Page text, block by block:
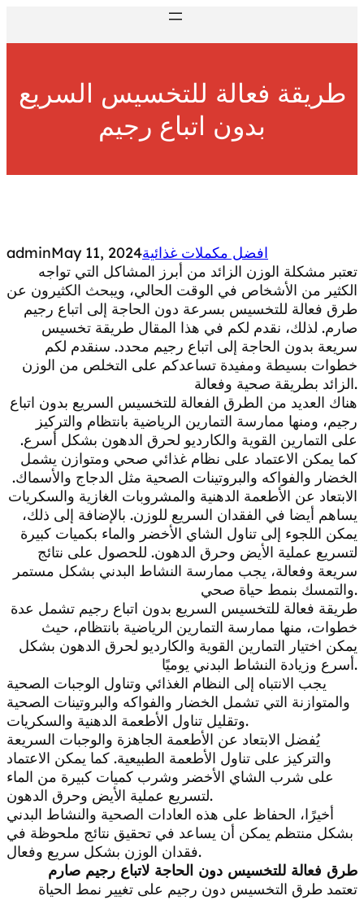
content
طريقة فعالة للتخسيس السريع
بدون اتباع رجيم
adminMay 11, 2024افضل مكملات غذائية
تعتبر مشكلة الوزن الزائد من أبرز المشاكل التي تواجه
الكثير من الأشخاص في الوقت الحالي، ويبحث الكثيرون عن
طرق فعالة للتخسيس بسرعة دون الحاجة إلى اتباع رجيم
صارم. لذلك، نقدم لكم في هذا المقال طريقة تخسيس
سريعة بدون الحاجة إلى اتباع رجيم محدد. سنقدم لكم
خطوات بسيطة ومفيدة تساعدكم على التخلص من الوزن
الزائد بطريقة صحية وفعالة.
هناك العديد من الطرق الفعالة للتخسيس السريع بدون اتباع
رجيم، ومنها ممارسة التمارين الرياضية بانتظام والتركيز
على التمارين القوية والكارديو لحرق الدهون بشكل أسرع.
كما يمكن الاعتماد على نظام غذائي صحي ومتوازن يشمل
الخضار والفواكه والبروتينات الصحية مثل الدجاج والأسماك.
الابتعاد عن الأطعمة الدهنية والمشروبات الغازية والسكريات
يساهم أيضا في الفقدان السريع للوزن. بالإضافة إلى ذلك،
يمكن اللجوء إلى تناول الشاي الأخضر والماء بكميات كبيرة
لتسريع عملية الأيض وحرق الدهون. للحصول على نتائج
سريعة وفعالة، يجب ممارسة النشاط البدني بشكل مستمر
والتمسك بنمط حياة صحي.
طريقة فعالة للتخسيس السريع بدون اتباع رجيم تشمل عدة
خطوات، منها ممارسة التمارين الرياضية بانتظام، حيث
يمكن اختيار التمارين القوية والكارديو لحرق الدهون بشكل
أسرع وزيادة النشاط البدني يوميًا.
يجب الانتباه إلى النظام الغذائي وتناول الوجبات الصحية
والمتوازنة التي تشمل الخضار والفواكه والبروتينات الصحية
وتقليل تناول الأطعمة الدهنية والسكريات.
يُفضل الابتعاد عن الأطعمة الجاهزة والوجبات السريعة
والتركيز على تناول الأطعمة الطبيعية. كما يمكن الاعتماد
على شرب الشاي الأخضر وشرب كميات كبيرة من الماء
لتسريع عملية الأيض وحرق الدهون.
أخيرًا، الحفاظ على هذه العادات الصحية والنشاط البدني
بشكل منتظم يمكن أن يساعد في تحقيق نتائج ملحوظة في
فقدان الوزن بشكل سريع وفعال.
طرق فعالة للتخسيس دون الحاجة لاتباع رجيم صارم
تعتمد طرق التخسيس دون رجيم على تغيير نمط الحياة